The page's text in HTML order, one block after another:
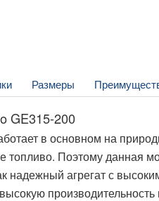
Размеры
GE315-200
в основном на
топливо. Поэтому данная
надежный агрегат с